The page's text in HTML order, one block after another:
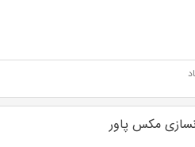
مکس پاور